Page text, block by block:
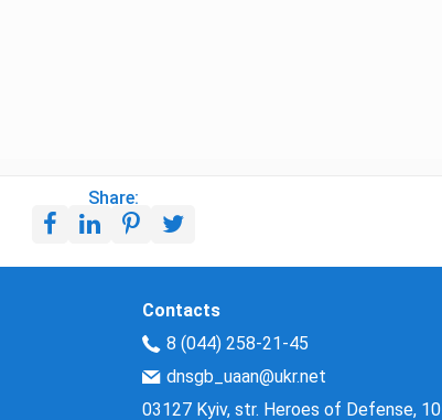
Share:
Contacts
8 (044) 258-21-45
dnsgb_uaan@ukr.net
03127 Kyiv, str. Heroes of Defense, 10